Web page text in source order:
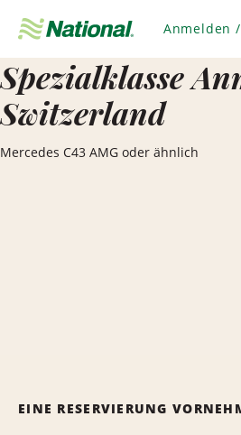
überspringen
Anmelden
Spezialklasse
Switzerland
Mercedes C43 AMG oder ähnlich
EINE RESERVIERUNG